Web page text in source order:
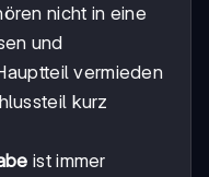
nicht in eine
und
vermieden
kurz
ist immer